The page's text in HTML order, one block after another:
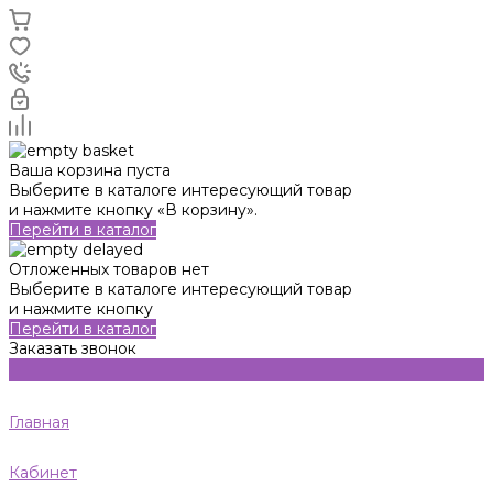
Ваша корзина пуста
Выберите в каталоге интересующий товар
и нажмите кнопку «В корзину».
Перейти в каталог
Отложенных товаров нет
Выберите в каталоге интересующий товар
и нажмите кнопку
Перейти в каталог
Заказать звонок
Главная
Кабинет